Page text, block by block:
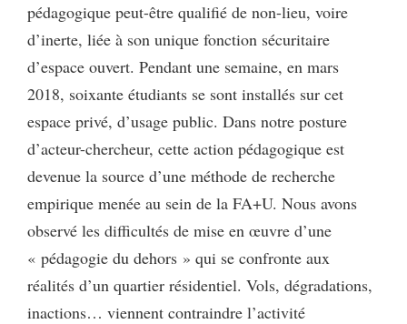
pédagogique peut-être qualifié de non-lieu, voire
d’inerte, liée à son unique fonction sécuritaire
d’espace ouvert. Pendant une semaine, en mars
2018, soixante étudiants se sont installés sur cet
espace privé, d’usage public. Dans notre posture
d’acteur-chercheur, cette action pédagogique est
devenue la source d’une méthode de recherche
empirique menée au sein de la FA+U. Nous avons
observé les difficultés de mise en œuvre d’une
« pédagogie du dehors » qui se confronte aux
réalités d’un quartier résidentiel. Vols, dégradations,
inactions… viennent contraindre l’activité